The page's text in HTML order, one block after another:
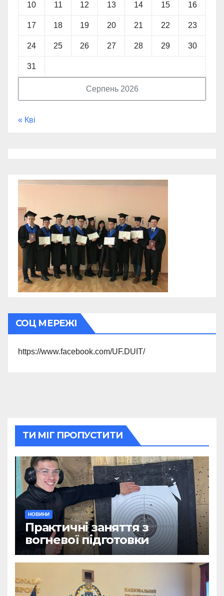
Серпень 2026
10 11 12 13 14 15 16
17 18 19 20 21 22 23
24 25 26 27 28 29 30
31
« Кві
СОЦ МЕРЕЖІ
https://www.facebook.com/UF.DUIT/
ТИ МІГ ПРОПУСТИТИ
НОВИНИ
Практичні заняття з
вогневої підготовки